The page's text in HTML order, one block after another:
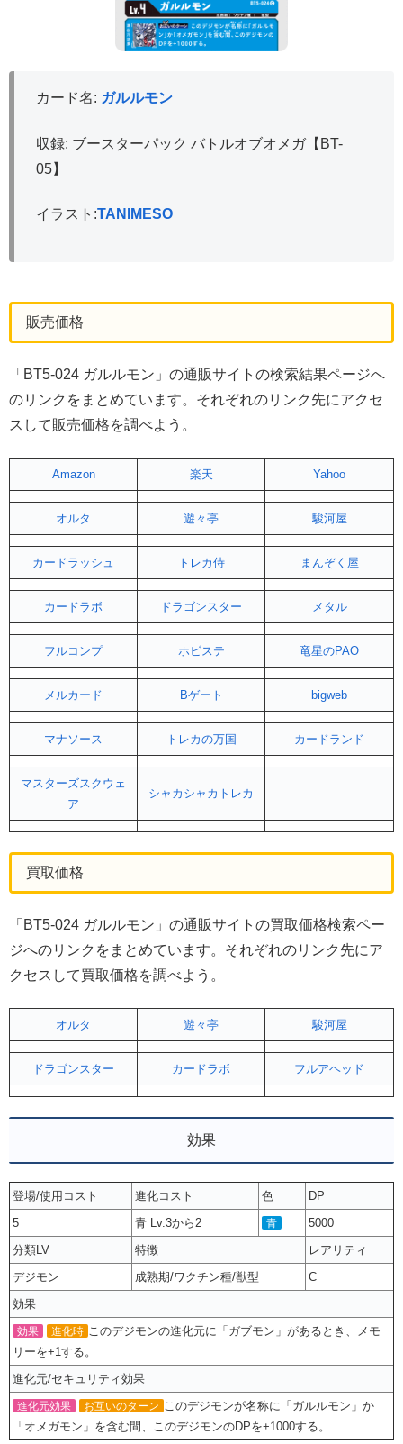
カード名: ガルルモン
収録: ブースターパック バトルオブオメガ【BT-
05】
イラスト:TANIMESO
販売価格
「BT5-024 ガルルモン」の通販サイトの検索結果ページへ
のリンクをまとめています。それぞれのリンク先にアクセ
スして販売価格を調べよう。
Amazon 楽天 Yahoo
オルタ 遊々亭 駿河屋
カードラッシュ トレカ侍 まんぞく屋
カードラボ ドラゴンスター メタル
フルコンプ ホビステ 竜星のPAO
メルカード Bゲート bigweb
マナソース トレカの万国 カードランド
マスターズスクウェ
ア
シャカシャカトレカ
買取価格
「BT5-024 ガルルモン」の通販サイトの買取価格検索ペー
ジへのリンクをまとめています。それぞれのリンク先にア
クセスして買取価格を調べよう。
オルタ 遊々亭 駿河屋
ドラゴンスター カードラボ フルアヘッド
効果
登場/使用コスト 進化コスト 色
DP
5
青 Lv.3から2 青
5000
分類LV
特徴
レアリティ
デジモン
成熟期/ワクチン種/獣型
C
効果
効果 進化時 このデジモンの進化元に「ガブモン」があるとき、メモ
リーを+1する。
進化元/セキュリティ効果
進化元効果 お互いのターン このデジモンが名称に「ガルルモン」か
「オメガモン」を含む間、このデジモンのDPを+1000する。